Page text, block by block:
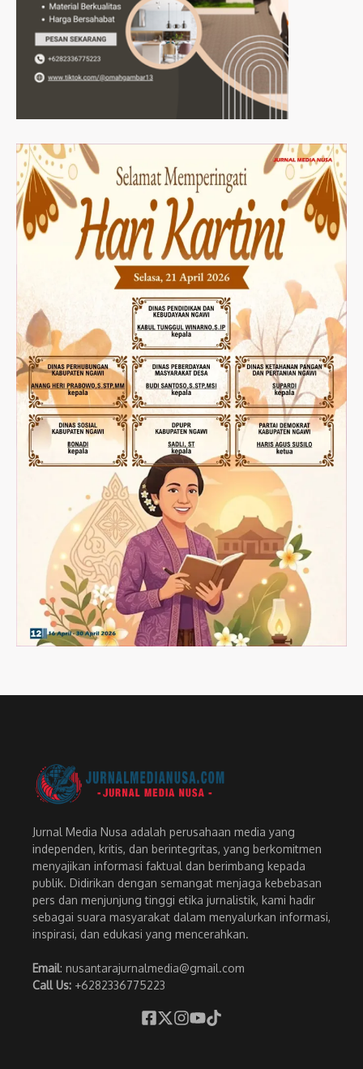
Jurnal Media Nusa adalah perusahaan media yang
independen, kritis, dan berintegritas, yang berkomitmen
menyajikan informasi faktual dan berimbang kepada
publik. Didirikan dengan semangat menjaga kebebasan
pers dan menjunjung tinggi etika jurnalistik, kami hadir
sebagai suara masyarakat dalam menyalurkan informasi,
inspirasi, dan edukasi yang mencerahkan.
Email: nusantarajurnalmedia@gmail.com
Call Us: +6282336775223